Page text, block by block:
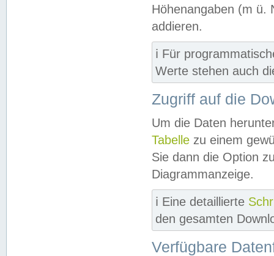
Höhenangaben (m ü.
addieren.
ℹ️ Für
Werte stehen auch
Zugriff auf die
Um die Daten
Tabelle zu einem
Sie dann die Option
Diagrammanzeige.
ℹ️ Eine detaillierte
den gesamten
Verfügbare